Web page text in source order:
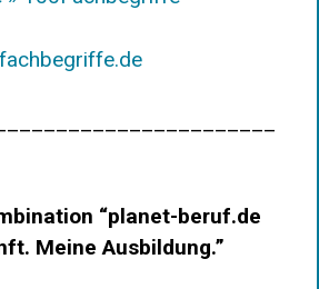
“planet-beruf.de
Meine Ausbildung.”